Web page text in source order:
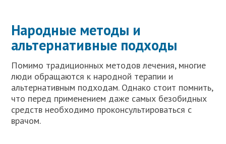
Народные методы и
альтернативные подходы
Помимо традиционных методов лечения, многие
люди обращаются к народной терапии и
альтернативным подходам. Однако стоит помнить,
что перед применением даже самых безобидных
средств необходимо проконсультироваться с
врачом.